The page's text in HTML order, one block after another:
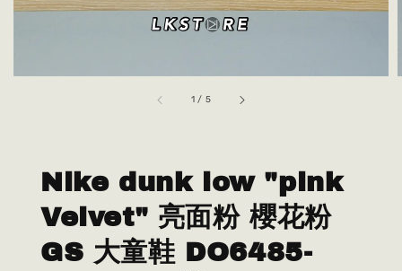
1 / 5
Nike dunk low "pink
Velvet" 亮面粉 櫻花粉
GS 大童鞋 DO6485-